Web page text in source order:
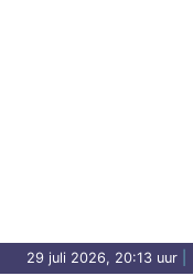
29 juli 2026, 20:13 uur